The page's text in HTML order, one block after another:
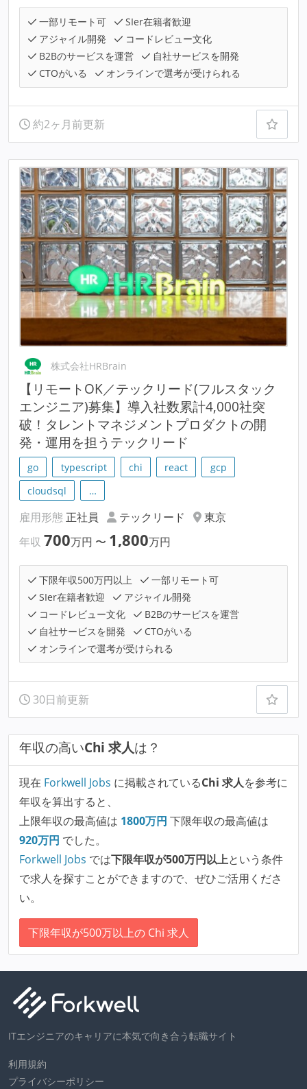
一部リモート可
SIer在籍者歓迎
アジャイル開発
コードレビュー文化
B2Bのサービスを運営
自社サービスを開発
CTOがいる
オンラインで選考が受けられる
約2ヶ月前更新
株式会社HRBrain
【リモートOK／テックリード(フルスタック
エンジニア)募集】導入社数累計4,000社突
破！タレントマネジメントプロダクトの開
発・運用を担うテックリード
go typescript chi react
gcp
cloudsql
…
雇用形態 正社員 テックリード
東京
年収 700万円 〜 1,800万円
下限年収500万円以上
一部リモート可
SIer在籍者歓迎
アジャイル開発
コードレビュー文化
B2Bのサービスを運営
自社サービスを開発
CTOがいる
オンラインで選考が受けられる
30日前更新
年収の高いChi 求人は？
現在 Forkwell Jobs に掲載されているChi 求人を参考に
年収を算出すると、
上限年収の最高値は 1800万円 下限年収の最高値は
920万円 でした。
Forkwell Jobs では下限年収が500万円以上という条件
で求人を探すことができますので、ぜひご活用くださ
い。
下限年収が500万以上の Chi 求人
ITエンジニアのキャリアに本気で向き合う転職サイト
利用規約
プライバシーポリシー